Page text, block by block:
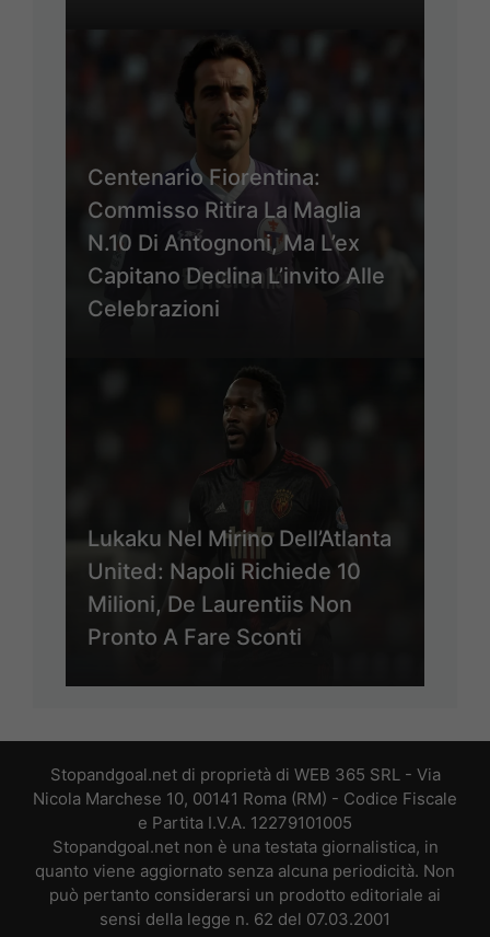
Centenario Fiorentina:
Commisso Ritira La Maglia
N.10 Di Antognoni, Ma L’ex
Capitano Declina L’invito Alle
Celebrazioni
Lukaku Nel Mirino Dell’Atlanta
United: Napoli Richiede 10
Milioni, De Laurentiis Non
Pronto A Fare Sconti
Stopandgoal.net di proprietà di WEB 365 SRL - Via
Nicola Marchese 10, 00141 Roma (RM) - Codice Fiscale
e Partita I.V.A. 12279101005
Stopandgoal.net non è una testata giornalistica, in
quanto viene aggiornato senza alcuna periodicità. Non
può pertanto considerarsi un prodotto editoriale ai
sensi della legge n. 62 del 07.03.2001